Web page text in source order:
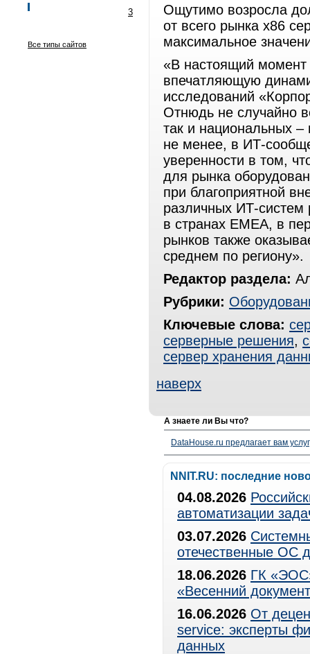
3
Все типы сайтов
Ощутимо возросла
от всего рынка x86
максимальное
«В настоящий момент
впечатляющую
исследований
Отнюдь не случайно
так и национальных
не менее, в ИТ-
уверенности в том,
для рынка
при благоприятной
различных ИТ-систем
в странах EMEA, в
рынков также
среднем по региону».
Редактор раздела:
Рубрики:
Ключевые слова:
серверные решения,
сервер хранения
наверх
А знаете ли Вы что?
DataHouse.ru предлагает вам
NNIT.RU: последние
04.08.2026
автоматизации
03.07.2026
отечественные ОС
18.06.2026 ГК
«Весенний
16.06.2026 От
service: эксперты
данных